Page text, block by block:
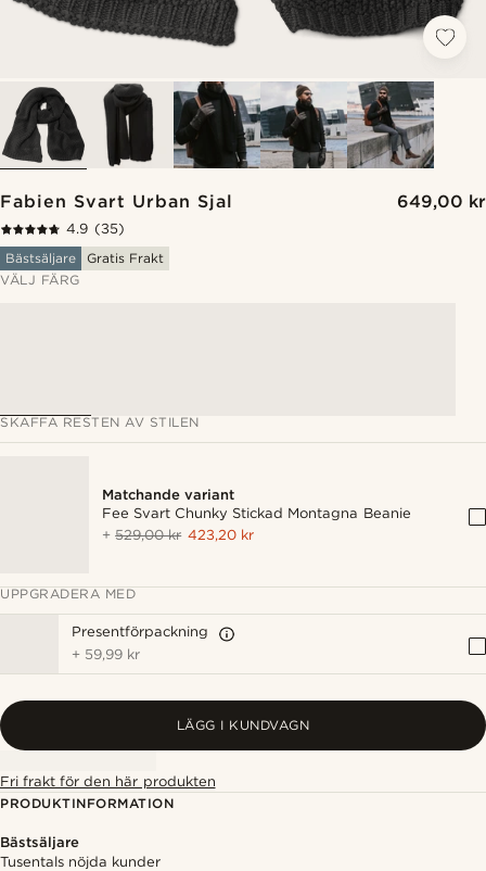
Fabien Svart Urban Sjal 649,00 kr
4.9 (35)
Bästsäljare
Gratis Frakt
VÄLJ FÄRG
SKAFFA RESTEN AV STILEN
Matchande variant
Fee Svart Chunky Stickad Montagna Beanie
+529,00 kr 423,20 kr
UPPGRADERA MED
Presentförpackning
+ 59,99 kr
LÄGG I KUNDVAGN
Fri frakt för den här produkten
PRODUKTINFORMATION
Bästsäljare
Tusentals nöjda kunder